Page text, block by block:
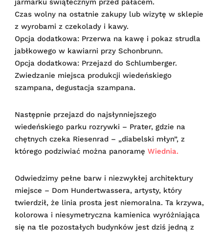
jarmarku świątecznym przed pałacem.
Czas wolny na ostatnie zakupy lub wizytę w sklepie
z wyrobami z czekolady i kawy.
Opcja dodatkowa: Przerwa na kawę i pokaz strudla
jabłkowego w kawiarni przy Schonbrunn.
Opcja dodatkowa: Przejazd do Schlumberger.
Zwiedzanie miejsca produkcji wiedeńskiego
szampana, degustacja szampana.
Następnie przejazd do najsłynniejszego
wiedeńskiego parku rozrywki – Prater, gdzie na
chętnych czeka Riesenrad – „diabelski młyn”, z
którego podziwiać można panoramę Wiednia.
Odwiedzimy pełne barw i niezwykłej architektury
miejsce – Dom Hundertwassera, artysty, który
twierdził, że linia prosta jest niemoralna. Ta krzywa,
kolorowa i niesymetryczna kamienica wyróżniająca
się na tle pozostałych budynków jest dziś jedną z